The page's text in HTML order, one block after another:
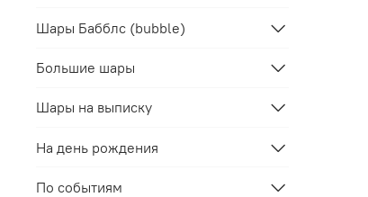
Шары Бабблс (bubble)
Большие шары
Шары на выписку
На день рождения
По событиям